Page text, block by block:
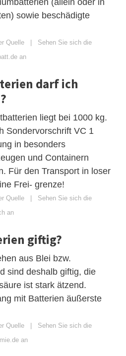
sowie beschädigte
Quelle | Sehen Sie sich die
an
darf ich
liegt bei 1000 kg.
Sondervorschrift VC 1
in besonders
und Containern
Für den Transport in loser
Frei- grenze!
Quelle | Sehen Sie sich die
an
giftig?
aus Blei bzw.
sind deshalb giftig, die
ist stark ätzend.
mit Batterien äußerste
Quelle | Sehen Sie sich die
an